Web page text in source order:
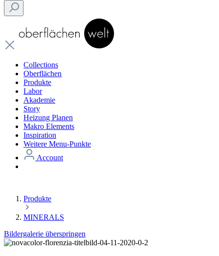
Collections
Oberflächen
Produkte
Labor
Akademie
Story
Heizung Planen
Makro Elements
Inspiration
Weitere Menu-Punkte
Account
Produkte
MINERALS
Bildergalerie überspringen